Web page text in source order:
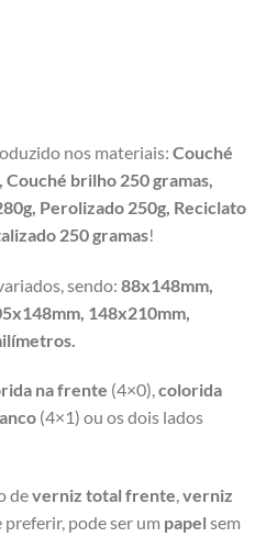
nos materiais: Couché
brilho 250 gramas,
Perolizado 250g, Reciclato
250 gramas!
sendo: 88x148mm,
148x210mm,
na frente (4×0),colorida
(4×1) ou os dois lados
deverniz total frente,verniz
preferir, pode ser um papel sem